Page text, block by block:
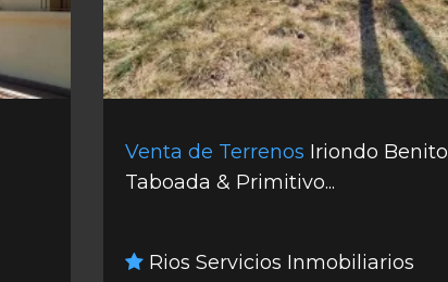
Venta de Terrenos Iriondo Benito
Taboada & Primitivo...
Rios Servicios Inmobiliarios